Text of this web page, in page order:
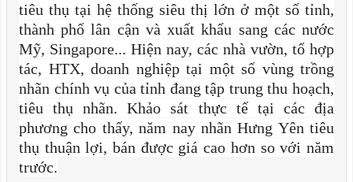
tiêu thụ tại hệ thống siêu thị lớn ở một số tỉnh,
thành phố lân cận và xuất khẩu sang các nước
Mỹ, Singapore... Hiện nay, các nhà vườn, tổ hợp
tác, HTX, doanh nghiệp tại một số vùng trồng
nhãn chính vụ của tỉnh đang tập trung thu hoạch,
tiêu thụ nhãn. Khảo sát thực tế tại các địa
phương cho thấy, năm nay nhãn Hưng Yên tiêu
thụ thuận lợi, bán được giá cao hơn so với năm
trước.